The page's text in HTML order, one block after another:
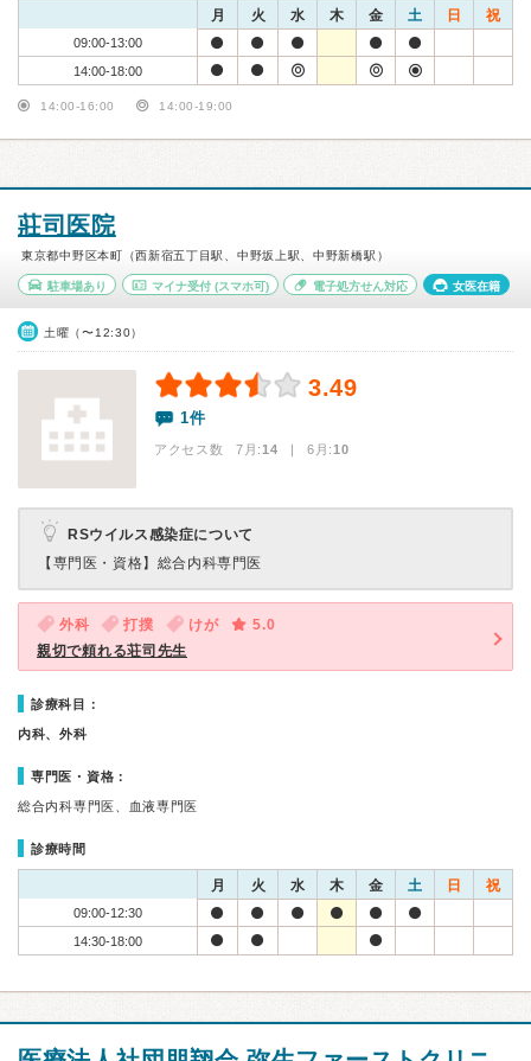
月 火 水 木 金 土 日 祝
09:00-13:00
14:00-18:00
14:00-16:00 14:00-19:00
莊司医院
東京都中野区本町（西新宿五丁目駅、中野坂上駅、中野新橋駅）
駐車場あり マイナ受付(スマホ可) 電子処方せん対応 女医在籍
土曜（〜12:30）
3.49
1件
アクセス数 7月:14 | 6月:10
RSウイルス感染症について
【専門医・資格】 総合内科専門医
外科 打撲 けが
5.0
親切で頼れる荘司先生
診療科目：
内科、外科
専門医・資格：
総合内科専門医、血液専門医
診療時間
月 火 水 木 金 土 日 祝
09:00-12:30
14:30-18:00